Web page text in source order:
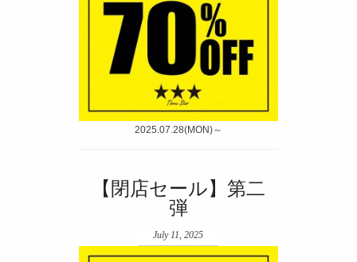
2025.07.28(MON)～
【閉店セール】第二
弾
July 11, 2025